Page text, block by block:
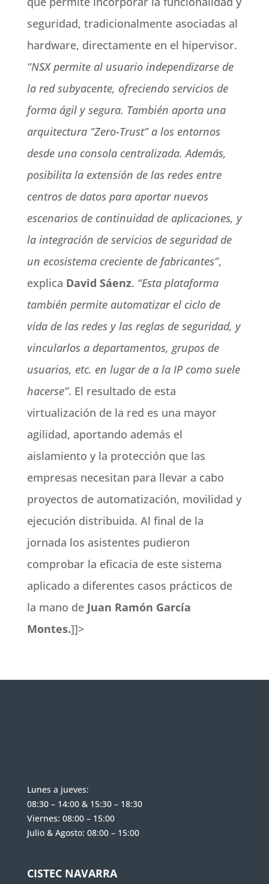
seguridad, tradicionalmente asociadas al
hardware, directamente en el hipervisor.
“NSX permite al usuario independizarse de
la red subyacente, ofreciendo servicios de
forma ágil y segura. También aporta una
arquitectura “Zero-Trust” a los entornos
desde una consola centralizada. Además,
posibilita la extensión de las redes entre
centros de datos para aportar nuevos
escenarios de continuidad de aplicaciones, y
la integración de servicios de seguridad de
un ecosistema creciente de fabricantes”,
explica David Sáenz. “Esta plataforma
también permite automatizar el ciclo de
vida de las redes y las reglas de seguridad, y
vincularlos a departamentos, grupos de
usuarios, etc. en lugar de a la IP como suele
hacerse”. El resultado de esta
virtualización de la red es una mayor
agilidad, aportando además el
aislamiento y la protección que las
empresas necesitan para llevar a cabo
proyectos de automatización, movilidad y
ejecución distribuida. Al final de la
jornada los asistentes pudieron
comprobar la eficacia de este sistema
aplicado a diferentes casos prácticos de
la mano de Juan Ramón García
Montes.]]>
Lunes a jueves:
08:30 – 14:00 & 15:30 – 18:30
Viernes: 08:00 – 15:00
Julio & Agosto: 08:00 – 15:00
CISTEC NAVARRA